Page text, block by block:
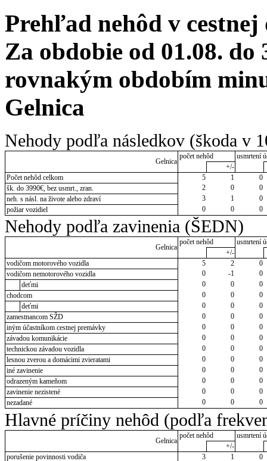
Prehľad nehôd v cestnej
Za obdobie od 01.08. do
rovnakým obdobím
Gelnica
Nehody podľa následkov (škoda v
Gelnica
počet nehôd
usmrtení
+/-
Počet nehôd celkom
5 1
0
šk. do 3990€, bez usmrt., zran.
2 0
0
neh. s násl. na živote alebo zdraví
3 1
0
požiar vozidiel
0 0 0
Nehody podľa zavinenia (ŠEDN)
Gelnica
počet nehôd
usmrtení
+/-
vodičom motorového vozidla
5 2
0
vodičom nemotorového vozidla
0 -1
0
deťmi
0 0
0
chodcom
0 0
0
deťmi
0 0
0
zamestnancom SŽD
0 0
0
iným účastníkom cestnej premávky
0 0
0
závadou komunikácie
0 0
0
technickou závadou vozidla
0 0
0
lesnou zverou a domácimi zvieratami
0 0
0
iné zavinenie
0 0
0
odrazeným kameňom
0 0
0
zavinenie nezistené
0 0
0
nezadané
0 0 0
Hlavné príčiny nehôd (podľa
Gelnica
počet nehôd
usmrtení
+/-
porušenie povinnosti vodiča
3 1
0